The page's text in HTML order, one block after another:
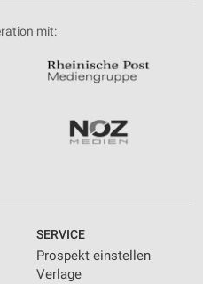
mit:
SERVICE
Prospekt einstellen
Verlage